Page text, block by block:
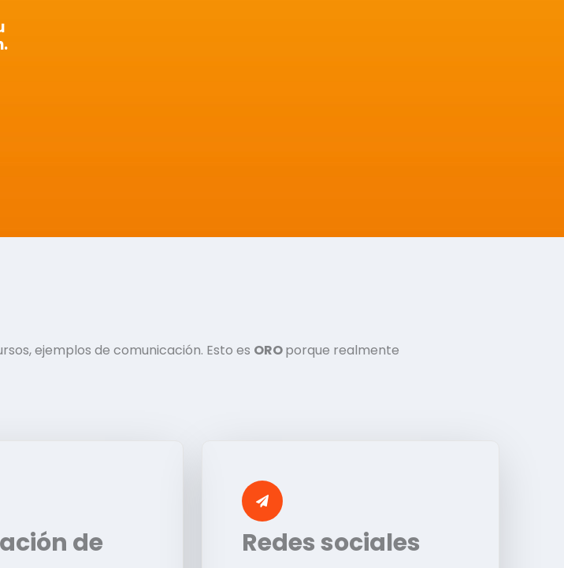
ejemplos de comunicación. Esto es OROporque realmente
de
Redes sociales